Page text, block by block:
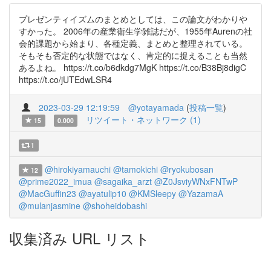
プレゼンティイズムのまとめとしては、この論文がわかりや
すかった。 2006年の産業衛生学雑誌だが、1955年Aurenの社
会的課題から始まり、各種定義、まとめと整理されている。
そもそも否定的な状態ではなく、肯定的に捉えることも当然
あるよね。 https://t.co/b6dkdg7MgK https://t.co/B38Bj8digC
https://t.co/jUTEdwLSR4
2023-03-29 12:19:59 @yotayamada (投稿一覧)
15 0.000 リツイート・ネットワーク (1)
1
12 @hirokiyamauchi @tamokichi @ryokubosan
@prime2022_imua @sagaika_arzt @Z0JsviyWNxFNTwP
@MacGuffin23 @ayatulip10 @KMSleepy @YazamaA
@mulanjasmine @shoheidobashi
収集済み URL リスト